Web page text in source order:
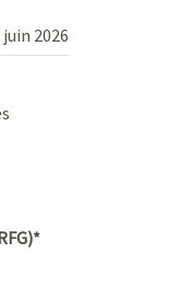
juin 2026